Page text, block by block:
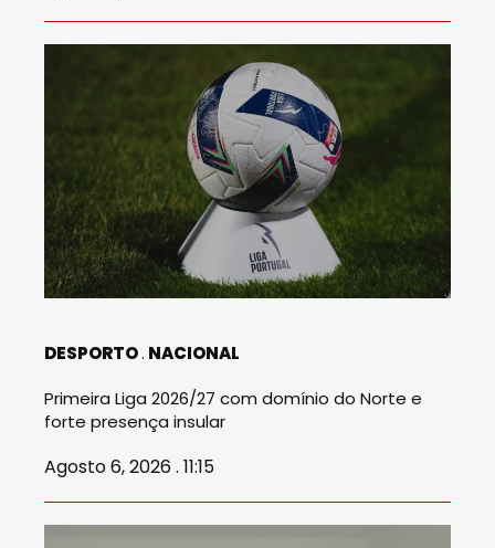
DESPORTO NACIONAL
Primeira Liga 2026/27 com domínio do Norte e
forte presença insular
Agosto 6, 2026 . 11:15